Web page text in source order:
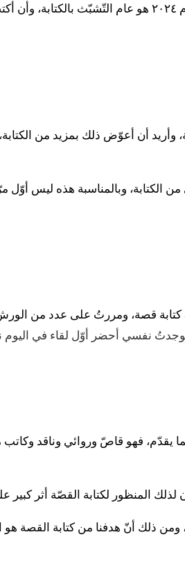
لقد سيطرت علي فكرة أن أزيد ممارستي للكتابة؛ فقد
أن أعوّض ذلك بمزيد من
وبالمناسبة هذه ليس أوّل
قصة، ومررتُ على عدد من الورش
نفسي أحضر أوّل لقاء في اليوم
يقدّم، فهو قاصّ وروائي وناقد
المنظور لكتابة القصّة أثر كبير
ذلك أنّ هدفنا من كتابة القصة